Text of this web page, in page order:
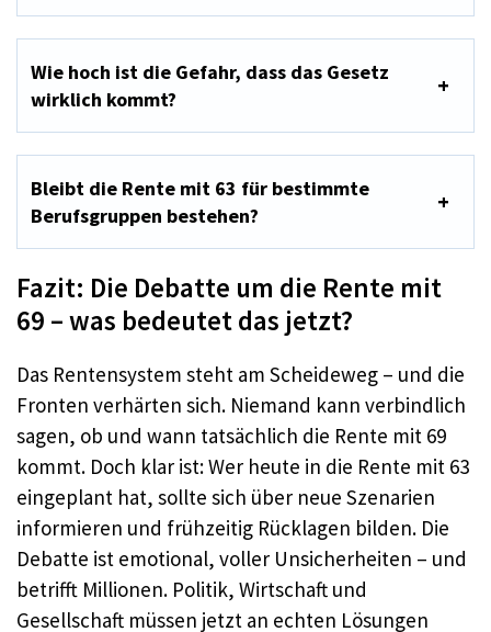
Wie hoch ist die Gefahr, dass das Gesetz
wirklich kommt?
Bleibt die Rente mit 63 für bestimmte
Berufsgruppen bestehen?
Fazit: Die Debatte um die Rente mit
69 – was bedeutet das jetzt?
Das Rentensystem steht am Scheideweg – und die
Fronten verhärten sich. Niemand kann verbindlich
sagen, ob und wann tatsächlich die Rente mit 69
kommt. Doch klar ist: Wer heute in die Rente mit 63
eingeplant hat, sollte sich über neue Szenarien
informieren und frühzeitig Rücklagen bilden. Die
Debatte ist emotional, voller Unsicherheiten – und
betrifft Millionen. Politik, Wirtschaft und
Gesellschaft müssen jetzt an echten Lösungen